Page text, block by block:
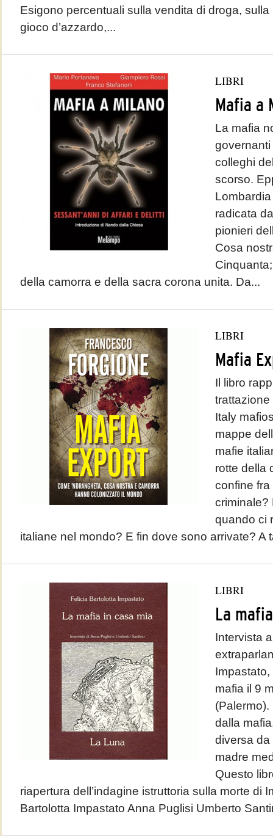
Esigono percentuali sulla vendita di droga,
gioco d’azzardo,...
LIBRI
Mafia a
La mafia
colleghi
scorso.
Lombardia
radicata
pionieri
Cosa
della camorra e della sacra corona unita. Da...
LIBRI
Mafia
Il libro
Italy
mappe
mafie
rotte della
confine
criminale?
quando ci
italiane nel mondo? E fin dove sono arrivate? A
LIBRI
La
Intervista
mafia il 9
dalla
diversa da
madre
Questo
riapertura dell’indagine istruttoria sulla morte di
Bartolotta Impastato Anna Puglisi Umberto